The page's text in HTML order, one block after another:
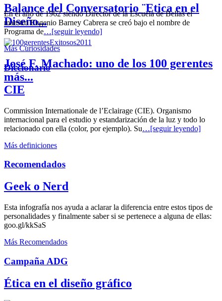
Balance del Conversatorio ¨Etica en el
Diseño...
José F. Machado: uno de los 100 gerentes
más...
En el año de 1962 siendo Director de la Escuela de Bellas el
maestro Eugenio Barney Cabrera se creó bajo el nombre de
Programa de…[seguir leyendo]
Más Curiosidades
Diccionario
CIE
Commission Internationale de l’Eclairage (CIE). Organismo
internacional para el estudio y estandarización de la luz y todo lo
relacionado con ella (color, por ejemplo). Su…[seguir leyendo]
Más definiciones
Recomendados
Geek o Nerd
Esta infografía nos ayuda a aclarar la diferencia entre estos tipos de
personalidades y finalmente saber si se pertenece a alguna de ellas:
goo.gl/kkSaS
Más Recomendados
Campaña ADG
Ética en el diseño gráfico